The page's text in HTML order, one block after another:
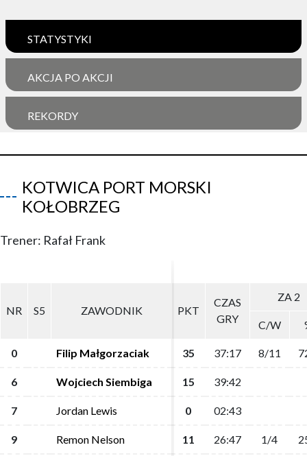
STATYSTYKI
AKCJA PO AKCJI
REKORDY
KOTWICA PORT MORSKI
KOŁOBRZEG
Trener: Rafał Frank
NR S5 ZAWODNIK PKT
CZAS
GRY
ZA 2
C/W
0 Filip Małgorzaciak 35 37:17 8/11
6 Wojciech Siembiga 15 39:42
7 Jordan Lewis 0 02:43
9 Remon Nelson 11 26:47 1/4
NR S5 ZAWODNIK PKT
CZAS
GRY
ZA 2
C/W
0 Filip Małgorzaciak 35 37:17 8/11
6 Wojciech Siembiga 15 39:42
7 Jordan Lewis 0 02:43
9 Remon Nelson 11 26:47 1/4